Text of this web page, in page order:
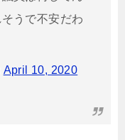
うで不安だわ
April 10, 2020